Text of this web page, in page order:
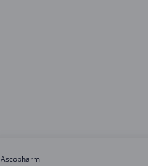
Ascopharm